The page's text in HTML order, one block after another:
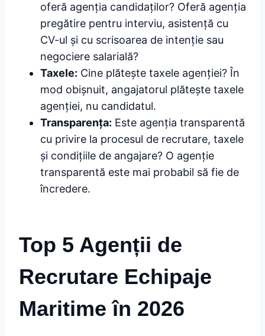
oferă agenția candidaților? Oferă agenția
pregătire pentru interviu, asistență cu
CV-ul și cu scrisoarea de intenție sau
negociere salarială?
Taxele: Cine plătește taxele agenției? În
mod obișnuit, angajatorul plătește taxele
agenției, nu candidatul.
Transparența: Este agenția transparentă
cu privire la procesul de recrutare, taxele
și condițiile de angajare? O agenție
transparentă este mai probabil să fie de
încredere.
Top 5 Agenții de
Recrutare Echipaje
Maritime în 2026